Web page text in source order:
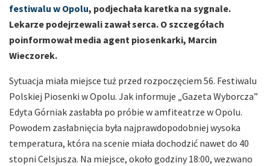
festiwalu w Opolu, podjechała karetka na sygnale.
Lekarze podejrzewali zawał serca. O szczegółach
poinformował media agent piosenkarki, Marcin
Wieczorek.
Sytuacja miała miejsce tuż przed rozpoczęciem 56. Festiwalu
Polskiej Piosenki w Opolu. Jak informuje „Gazeta Wyborcza”
Edyta Górniak zasłabła po próbie w amfiteatrze w Opolu.
Powodem zasłabnięcia była najprawdopodobniej wysoka
temperatura, która na scenie miała dochodzić nawet do 40
stopni Celsjusza. Na miejsce, około godziny 18:00, wezwano